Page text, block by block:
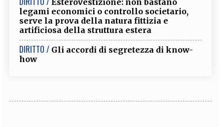
Esterovestizione: non bastano
legami economici o controllo societario,
serve la prova della natura fittizia e
artificiosa della struttura estera
DIRITTO / Gli accordi di segretezza di know-
how